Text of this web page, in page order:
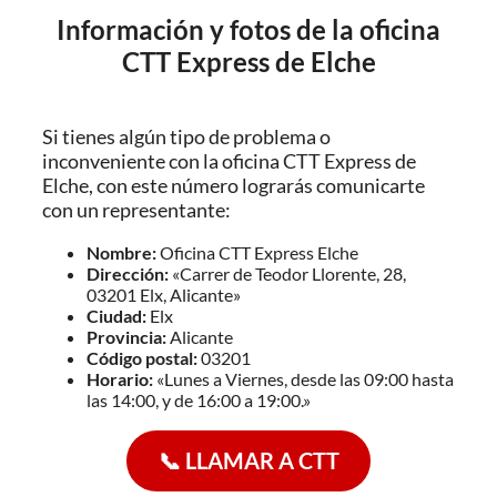
Información y fotos de la oficina
CTT Express de Elche
Si tienes algún tipo de problema o
inconveniente con la oficina CTT Express de
Elche, con este número lograrás comunicarte
con un representante:
Nombre:Oficina CTT Express Elche
Dirección: «Carrer de Teodor Llorente, 28,
03201 Elx, Alicante»
Ciudad: Elx
Provincia:Alicante
Código postal:03201
Horario: «Lunes a Viernes, desde las 09:00 hasta
las 14:00, y de 16:00 a 19:00.»
📞 LLAMAR A CTT